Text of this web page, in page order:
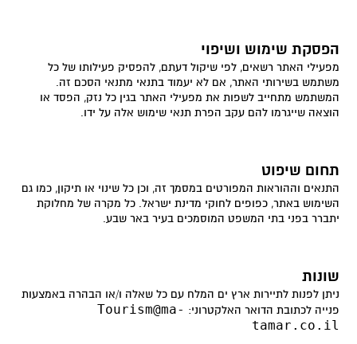
הפסקת שימוש ושיפוי
מפעילי האתר רשאים, לפי שיקול דעתם, להפסיק פעילותו של כל
משתמש בשירותי האתר, אם לא יעמוד בתנאי מתנאי הסכם זה.
המשתמש מתחייב לשפות את מפעילי האתר בגין כל נזק, הפסד או
הוצאה שייגרמו להם עקב הפרת תנאי שימוש אלה על ידו.
תחום שיפוט
התנאים וההוראות המפורטים במסמך זה, וכן כל שינוי או תיקון, כמו גם
השימוש באתר, כפופים לחוקי מדינת ישראל. כל מקרה של מחלוקת
יתברר בפני בתי המשפט המוסמכים בעיר באר שבע.
שונות
ניתן לפנות לתיירות ארץ ים המלח עם כל שאלה ו/או הבהרה באמצעות
פנייה לכתובת הדואר האלקטרוני: Tourism@ma-
tamar.co.il